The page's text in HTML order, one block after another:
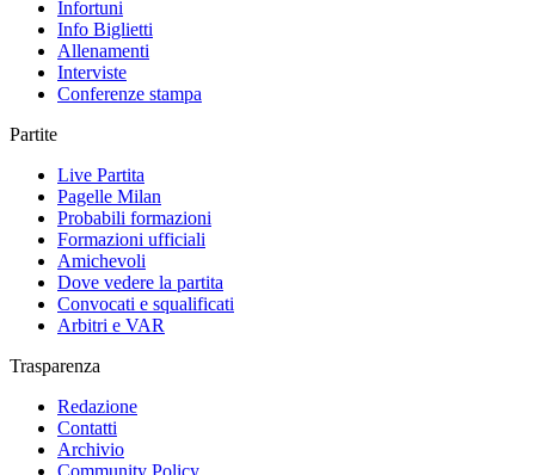
Infortuni
Info Biglietti
Allenamenti
Interviste
Conferenze stampa
Partite
Live Partita
Pagelle Milan
Probabili formazioni
Formazioni ufficiali
Amichevoli
Dove vedere la partita
Convocati e squalificati
Arbitri e VAR
Trasparenza
Redazione
Contatti
Archivio
Community Policy